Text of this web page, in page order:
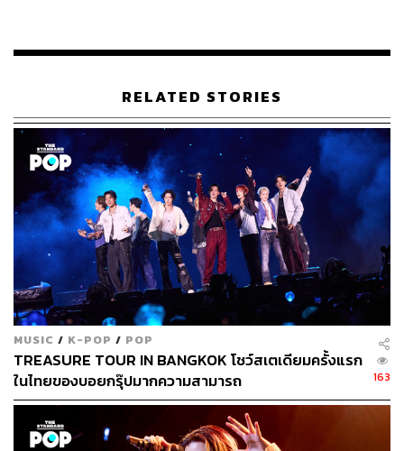
RELATED STORIES
MUSIC / K-POP / POP
TREASURE TOUR IN BANGKOK โชว์สเตเดียมครั้งแรก
ในไทยของบอยกรุ๊ปมากความสามารถ
163